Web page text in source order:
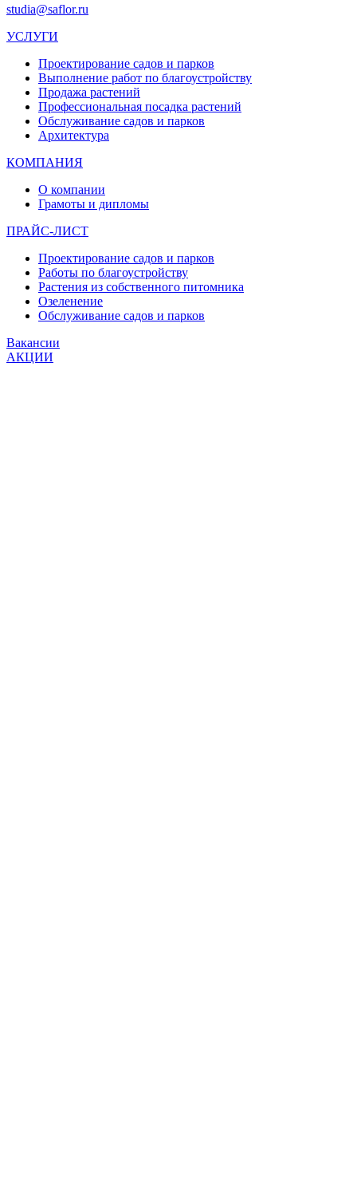
studia@saflor.ru
УСЛУГИ
Проектирование садов и парков
Выполнение работ по благоустройству
Продажа растений
Профессиональная посадка растений
Обслуживание садов и парков
Архитектура
КОМПАНИЯ
О компании
Грамоты и дипломы
ПРАЙС-ЛИСТ
Проектирование садов и парков
Работы по благоустройству
Растения из собственного питомника
Озеленение
Обслуживание садов и парков
Вакансии
АКЦИИ